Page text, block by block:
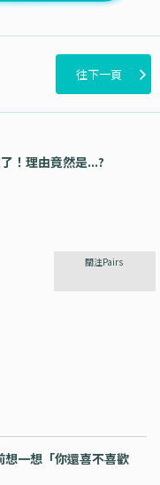
往下一頁
！理由竟然是...?
關注Pairs
一想「你還喜不喜歡